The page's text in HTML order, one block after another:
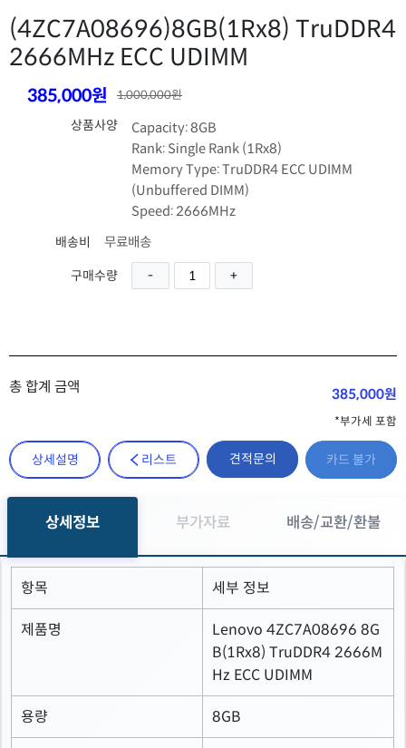
(4ZC7A08696)8GB(1Rx8) TruDDR4
2666MHz ECC UDIMM
385,000원 1,000,000원
상품사양
Capacity: 8GB
Rank: Single Rank (1Rx8)
Memory Type: TruDDR4 ECC UDIMM
(Unbuffered DIMM)
Speed: 2666MHz
배송비
무료배송
구매수량
총 합계 금액 385,000원
*부가세 포함
상세설명 리스트 견적문의 카드 불가
상세정보 부가자료 배송/교환/환불
항목 세부 정보
제품명
Lenovo 4ZC7A08696 8G
B(1Rx8) TruDDR4 2666M
Hz ECC UDIMM
용량 8GB